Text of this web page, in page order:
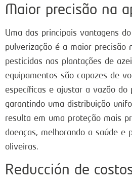
Maior precisão na
Uma das principais vantagens
pulverização é a maior precisão
pesticidas nas plantações de
equipamentos são capazes de
específicas e ajustar a vazão do
garantindo uma distribuição
resulta em uma proteção mais
doenças, melhorando a saúde e
oliveiras.
Reducción de